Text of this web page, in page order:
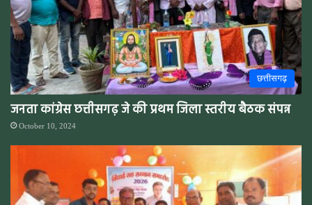
छत्तीसगढ़
जनता कांग्रेस छत्तीसगढ़ जे की प्रथम जिला स्तरीय बैठक संपन्न
October 10, 2024